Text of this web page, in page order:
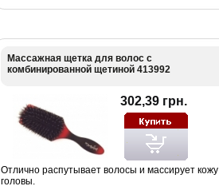
Массажная щетка для волос с
комбинированной щетиной 413992
302,39 грн.
Отлично распутывает волосы и массирует кожу
головы.